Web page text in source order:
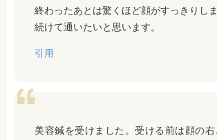
終わったあとは驚くほど顔がすっきりしま
続けて通いたいと思います。
引用
美容鍼を受けました。受ける前は顔の